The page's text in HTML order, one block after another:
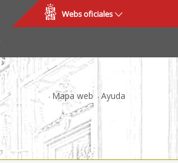
Webs oficiales
Mapa web Ayuda